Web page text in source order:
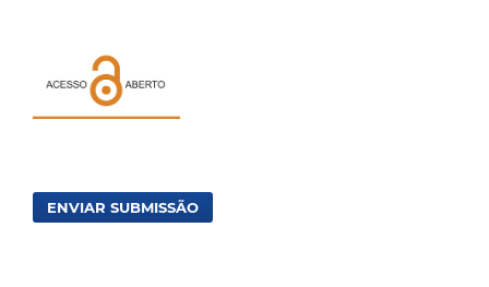
ENVIAR SUBMISSÃO